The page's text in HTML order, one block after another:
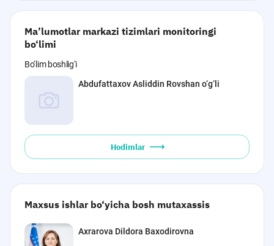
Ma’lumotlar markazi tizimlari monitoringi
bo‘limi
Bo‘lim boshlig‘i
Abdufattaxov Asliddin Rovshan o‘g‘li
Hodimlar
Maxsus ishlar bo‘yicha bosh mutaxassis
Axrarova Dildora Baxodirovna